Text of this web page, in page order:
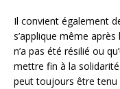
Il convient également
s’applique même
n’a pas été résilié ou
mettre fin à la
peut toujours être tenu